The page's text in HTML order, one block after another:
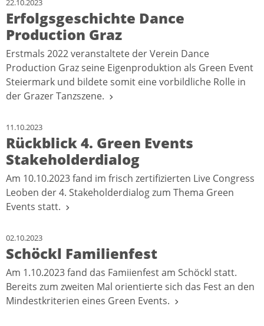
22.10.2023
Erfolgsgeschichte Dance
Production Graz
Erstmals 2022 veranstaltete der Verein Dance
Production Graz seine Eigenproduktion als Green Event
Steiermark und bildete somit eine vorbildliche Rolle in
der Grazer Tanzszene.
11.10.2023
Rückblick 4. Green Events
Stakeholderdialog
Am 10.10.2023 fand im frisch zertifizierten Live Congress
Leoben der 4. Stakeholderdialog zum Thema Green
Events statt.
02.10.2023
Schöckl Familienfest
Am 1.10.2023 fand das Famiienfest am Schöckl statt.
Bereits zum zweiten Mal orientierte sich das Fest an den
Mindestkriterien eines Green Events.